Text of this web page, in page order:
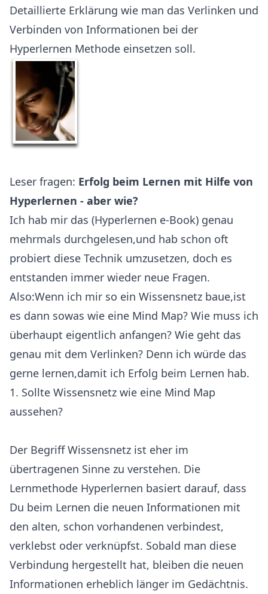
Detaillierte Erklärung wie man das Verlinken und
Verbinden von Informationen bei der
Hyperlernen Methode einsetzen soll.
Leser fragen: Erfolg beim Lernen mit Hilfe von
Hyperlernen - aber wie?
Ich hab mir das (Hyperlernen e-Book) genau
mehrmals durchgelesen,und hab schon oft
probiert diese Technik umzusetzen, doch es
entstanden immer wieder neue Fragen.
Also:Wenn ich mir so ein Wissensnetz baue,ist
es dann sowas wie eine Mind Map? Wie muss ich
überhaupt eigentlich anfangen? Wie geht das
genau mit dem Verlinken? Denn ich würde das
gerne lernen,damit ich Erfolg beim Lernen hab.
1. Sollte Wissensnetz wie eine Mind Map
aussehen?
Der Begriff Wissensnetz ist eher im
übertragenen Sinne zu verstehen. Die
Lernmethode Hyperlernen basiert darauf, dass
Du beim Lernen die neuen Informationen mit
den alten, schon vorhandenen verbindest,
verklebst oder verknüpfst. Sobald man diese
Verbindung hergestellt hat, bleiben die neuen
Informationen erheblich länger im Gedächtnis.